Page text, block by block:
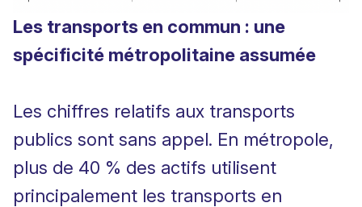
Les transports en commun : une
spécificité métropolitaine assumée
Les chiffres relatifs aux transports
publics sont sans appel. En métropole,
plus de 40 % des actifs utilisent
principalement les transports en